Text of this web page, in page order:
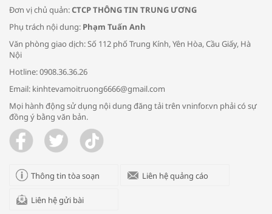
Bác sĩ tư vấn cách phòng tránh bệnh
đường hô hấp trong thời tiết giao mùa
Trao yêu thương cho em
Đơn vị chủ quản:CTCP THÔNG TIN TRUNG ƯƠNG
Phụ trách nội dung: Phạm Tuấn Anh
Văn phòng giao dịch: Số 112 phố Trung Kính, Yên Hòa, Cầu Giấy, Hà
Nội
Hotline: 0908.36.36.26
Email: kinhtevamoitruong6666@gmail.com
Mọi hành động sử dụng nội dung đăng tải trên vninfor.vn phải có sự
đồng ý bằng văn bản.
Thông tin tòa soạn Liên hệ quảng cáo
Liên hệ gửi bài